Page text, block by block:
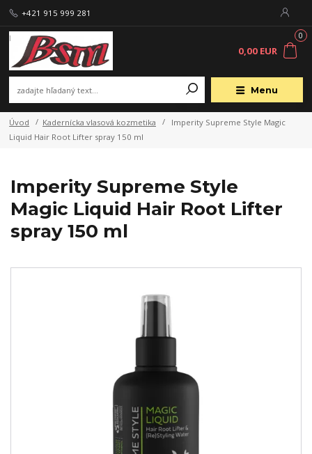
Menu
+421 915 999 281
0
0,00 EUR
Úvod Kadernícka vlasová kozmetika
Imperity Supreme Style Magic
Liquid Hair Root Lifter spray 150 ml
Imperity Supreme Style
Magic Liquid Hair Root Lifter
spray 150 ml